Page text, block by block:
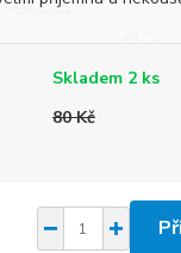
Skladem 2 ks
80 Kč